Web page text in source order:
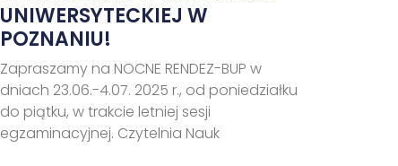
UNIWERSYTECKIEJ W
POZNANIU!
Zapraszamy na NOCNE RENDEZ-BUP w
dniach 23.06.-4.07. 2025 r., od poniedziałku
do piątku, w trakcie letniej sesji
egzaminacyjnej. Czytelnia Nauk